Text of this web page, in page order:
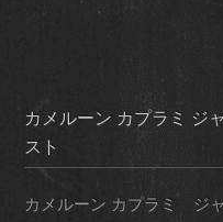
カメルーン カプラミ ジ
スト
カメルーン カプラミ ジ